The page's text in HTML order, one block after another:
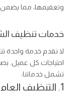
وتعقيمها، مما يضمن
خدمات تنظيف
لا نقدم خدمة واحدة
احتياجات كل عميل.
تشمل خدماتنا:
1. التنظيف العام الدوري